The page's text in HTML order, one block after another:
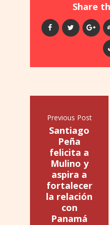
Share
Previous Post
Santiago
Peña
felicita a
Mulino y
aspira a
fortalecer
la relación
con
Panamá